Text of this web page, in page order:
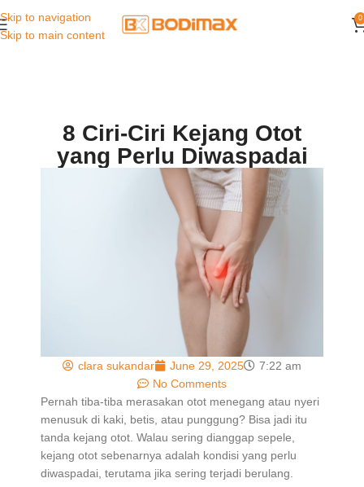
Skip to navigation
Skip to main content
0
8 Ciri-Ciri Kejang Otot
yang Perlu Diwaspadai
clara sukandar June 29, 2025
7:22 am
No Comments
Pernah tiba-tiba merasakan otot menegang atau nyeri
menusuk di kaki, betis, atau punggung? Bisa jadi itu
tanda kejang otot. Walau sering dianggap sepele,
kejang otot sebenarnya adalah kondisi yang perlu
diwaspadai, terutama jika sering terjadi berulang.